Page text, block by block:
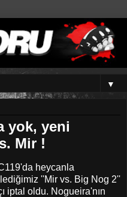
▼
yok, yeni
Mir !
heycanla
''Mir vs. Big Nog 2''
iptal oldu. Nogueira'nın